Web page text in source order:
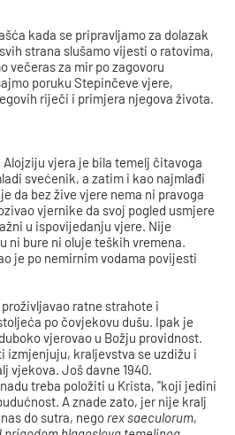
kada se pripravljamo za dolazak
strana slušamo vijesti o ratovima,
večeras za mir po zagovoru
poruku Stepinčeve vjere,
riječi i primjera njegova života.
vjera je bila temelj čitavoga
svećenik, a zatim i kao najmlađi
da bez žive vjere nema ni pravoga
vjernike da svoj pogled usmjere
u ispovijedanju vjere. Nije
ni bure ni oluje teških vremena.
je po nemirnim vodama povijesti
ratne strahote i
po čovjekovu dušu. Ipak je
vjerovao u Božju providnost.
izmjenjuju, kraljevstva se uzdižu i
vjekova. Još davne 1940.
treba položiti u Krista, "koji jedini
A znade zato, jer nije kralj
do sutra, nego rex saeculorum,